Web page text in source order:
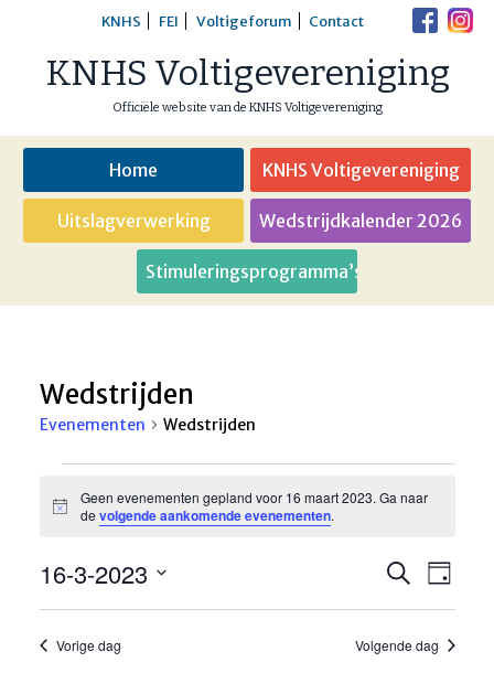
content
KNHS FEI Voltigeforum Contact
KNHS Voltigevereniging
Officiële website van de KNHS Voltigevereniging
Home KNHS Voltigevereniging
Uitslagverwerking Wedstrijdkalender 2026
Stimuleringsprogramma’s
Wedstrijden
Evenementen Wedstrijden
in
16
maart
2023
Bericht
Geen evenementen gepland voor 16 maart 2023. Ga naar
de volgende aankomende evenementen.
Zoeken
en
Zoeken
Dag
16-3-2023
datum.
Vorige dag Volgende dag